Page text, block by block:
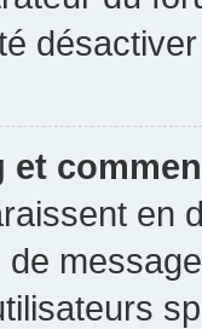
et
en
de